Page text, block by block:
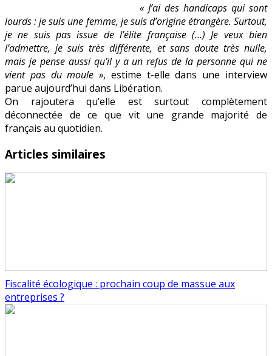
« J’ai des handicaps qui sont
lourds : je suis une femme, je suis d’origine étrangère. Surtout,
je ne suis pas issue de l’élite française (…) Je veux bien
l’admettre, je suis très différente, et sans doute très nulle,
mais je pense aussi qu’il y a un refus de la personne qui ne
vient pas du moule », estime t-elle dans une interview
parue aujourd’hui dans Libération.
On rajoutera qu’elle est surtout complètement
déconnectée de ce que vit une grande majorité de
français au quotidien.
Articles similaires
Fiscalité écologique : prochain coup de massue aux
entreprises ?